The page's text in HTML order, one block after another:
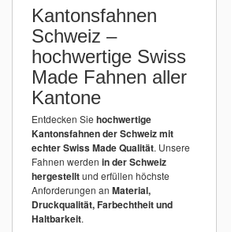
Kantonsfahnen
Schweiz –
hochwertige Swiss
Made Fahnen aller
Kantone
Entdecken Sie hochwertige
Kantonsfahnen der Schweiz mit
echter Swiss Made Qualität. Unsere
Fahnen werden in der Schweiz
hergestelltund erfüllen höchste
Anforderungen an Material,
Druckqualität, Farbechtheit und
Haltbarkeit.